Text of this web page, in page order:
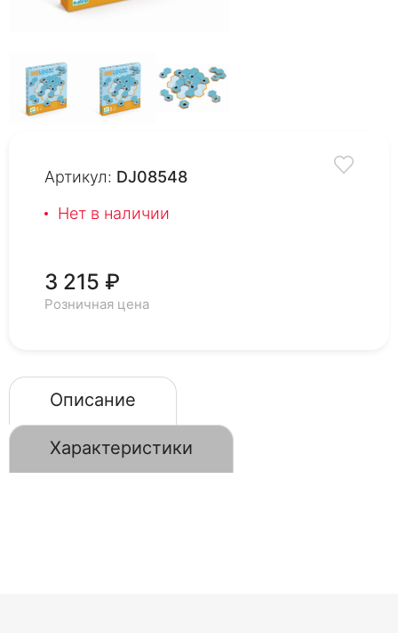
Артикул: DJ08548
Нет в наличии
3 215 ₽
Розничная цена
Описание
Характеристики